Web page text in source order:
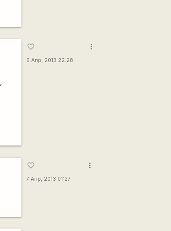
favorite_border
6 Апр, 2013 22:28
more_vert
favorite_border
7 Апр, 2013 01:27
more_vert